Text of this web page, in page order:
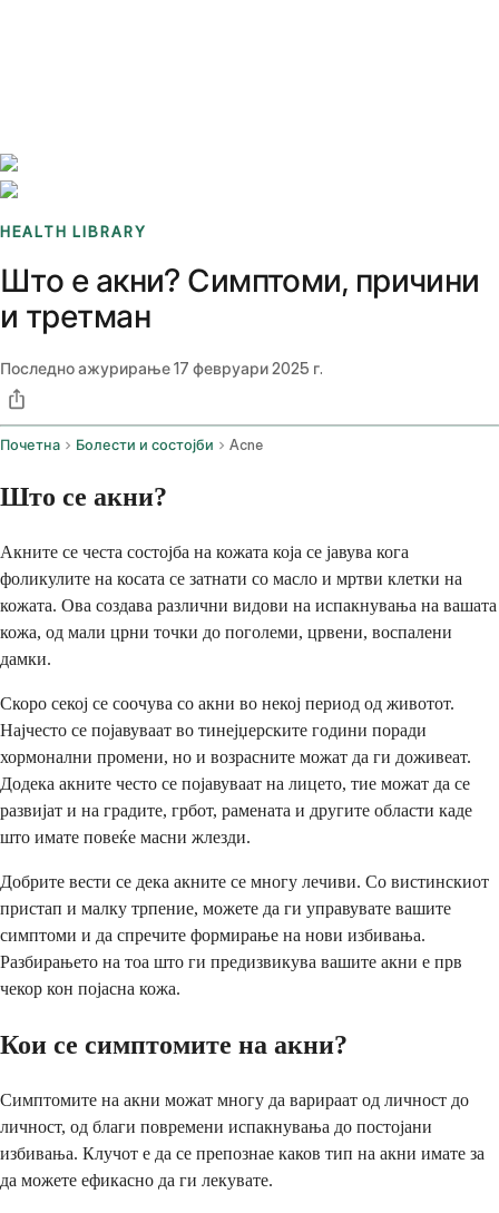
HEALTH LIBRARY
Што е акни? Симптоми, причини
и третман
Последно ажурирање17 февруари 2025 г.
Почетна Болести и состојби Acne
Што се акни?
Акните се честа состојба на кожата која се јавува кога
фоликулите на косата се затнати со масло и мртви клетки на
кожата. Ова создава различни видови на испакнувања на вашата
кожа, од мали црни точки до поголеми, црвени, воспалени
дамки.
Скоро секој се соочува со акни во некој период од животот.
Најчесто се појавуваат во тинејџерските години поради
хормонални промени, но и возрасните можат да ги доживеат.
Додека акните често се појавуваат на лицето, тие можат да се
развијат и на градите, грбот, рамената и другите области каде
што имате повеќе масни жлезди.
Добрите вести се дека акните се многу лечиви. Со вистинскиот
пристап и малку трпение, можете да ги управувате вашите
симптоми и да спречите формирање на нови избивања.
Разбирањето на тоа што ги предизвикува вашите акни е прв
чекор кон појасна кожа.
Кои се симптомите на акни?
Симптомите на акни можат многу да варираат од личност до
личност, од благи повремени испакнувања до постојани
избивања. Клучот е да се препознае каков тип на акни имате за
да можете ефикасно да ги лекувате.